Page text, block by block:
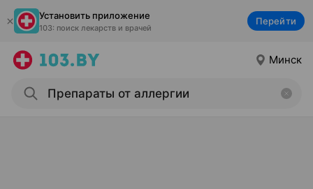
Установить приложение
103: поиск лекарств и врачей
Перейти
Минск